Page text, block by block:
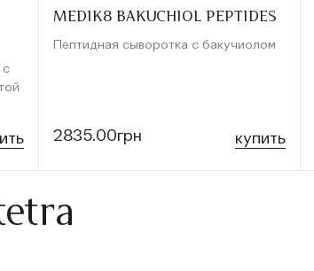
с
MEDIK8 BAKUCHIOL PEPTIDES
Пептидная сыворотка с бакучиолом
2835.00грн купить